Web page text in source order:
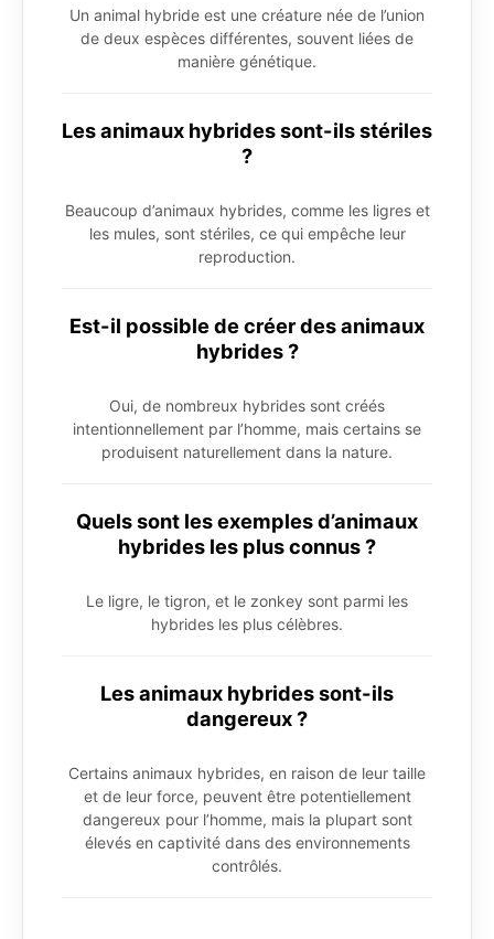
Un animal hybride est une créature née de l’union
de deux espèces différentes, souvent liées de
manière génétique.
Les animaux hybrides sont-ils stériles
?
Beaucoup d’animaux hybrides, comme les ligres et
les mules, sont stériles, ce qui empêche leur
reproduction.
Est-il possible de créer des animaux
hybrides ?
Oui, de nombreux hybrides sont créés
intentionnellement par l’homme, mais certains se
produisent naturellement dans la nature.
Quels sont les exemples d’animaux
hybrides les plus connus ?
Le ligre, le tigron, et le zonkey sont parmi les
hybrides les plus célèbres.
Les animaux hybrides sont-ils
dangereux ?
Certains animaux hybrides, en raison de leur taille
et de leur force, peuvent être potentiellement
dangereux pour l’homme, mais la plupart sont
élevés en captivité dans des environnements
contrôlés.